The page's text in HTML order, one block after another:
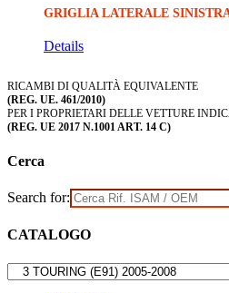
GRIGLIA LATERALE
Details
RICAMBI DI QUALITÀ EQUIVALENTE
(REG. UE. 461/2010)
PER I PROPRIETARI DELLE VETTURE
(REG. UE 2017 N.1001 ART. 14 C)
Cerca
Search for:
CATALOGO